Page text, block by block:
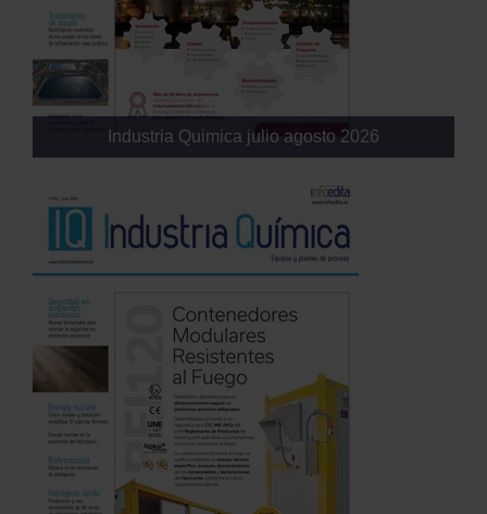
Industria Quimica julio agosto 2026